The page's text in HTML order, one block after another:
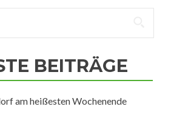
BEITRÄGE
am heißesten Wochenende